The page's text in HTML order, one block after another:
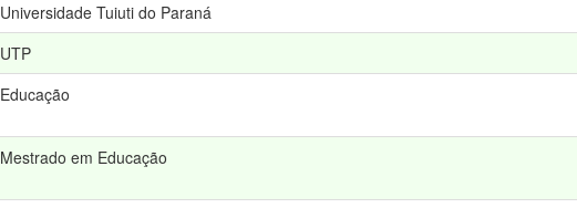
Universidade Tuiuti do Paraná
UTP
Educação
Mestrado em Educação